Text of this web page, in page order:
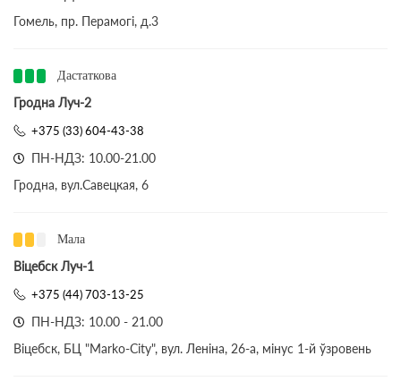
Гомель, пр. Перамогі, д.3
Дастаткова
Гродна Луч-2
+375 (33) 604-43-38
ПН-НДЗ: 10.00-21.00
Гродна, вул.Савецкая, 6
Мала
Віцебск Луч-1
+375 (44) 703-13-25
ПН-НДЗ: 10.00 - 21.00
Віцебск, БЦ "Marko-City", вул. Леніна, 26-а, мінус 1-й ўзровень